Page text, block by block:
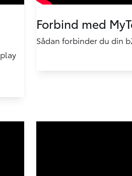
Forbind med
Sådan forbinder du din